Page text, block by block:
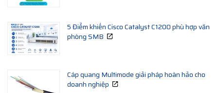
5 Điểm khiến Cisco Catalyst C1200 phù hợp văn
phòng SMB
Cáp quang Multimode giải pháp hoàn hảo cho
doanh nghiệp